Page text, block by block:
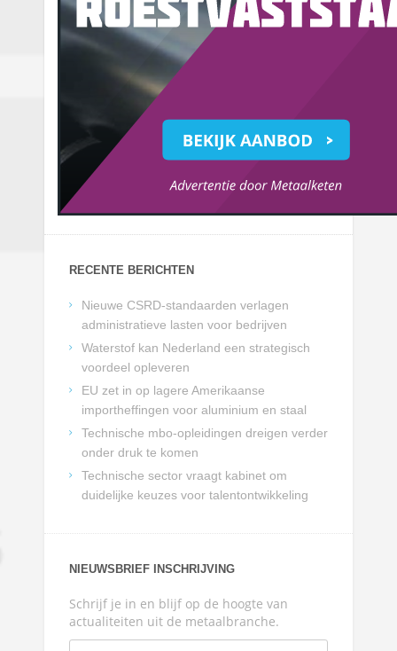
RECENTE BERICHTEN
Nieuwe CSRD-standaarden verlagen
administratieve lasten voor bedrijven
Waterstof kan Nederland een strategisch
voordeel opleveren
EU zet in op lagere Amerikaanse
importheffingen voor aluminium en staal
Technische mbo-opleidingen dreigen verder
onder druk te komen
Technische sector vraagt kabinet om
duidelijke keuzes voor talentontwikkeling
NIEUWSBRIEF INSCHRIJVING
Schrijf je in en blijf op de hoogte van
actualiteiten uit de metaalbranche.